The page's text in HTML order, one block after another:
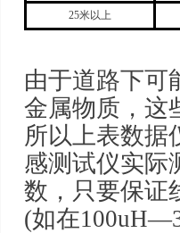
25米以上
由于道路下可
金属物质，这
所以上表数据
感测试仪实际
数，只要保证
(如在